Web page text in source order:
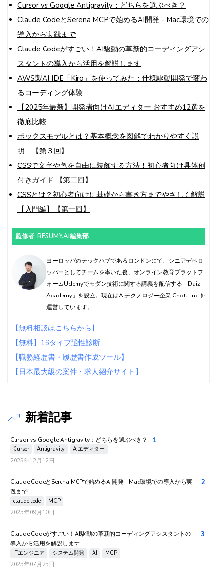
Cursor vs Google Antigravity：どちらを選ぶべき？
Claude CodeとSerena MCPで始めるAI開発 - Mac環境での
導入から実践まで
Claude Codeがすごい！AI駆動の革新的コーディングアシ
スタントの導入から活用を解説します
AWS製AI IDE「Kiro」を使ってみた：仕様駆動開発で変わ
るコーディング体験
【2025年最新】開発者向けAIエディター おすすめ12選を
徹底比較
ボックスモデルとは？基本概念を図解でわかりやすく説
明 【第３回】
CSSで文字や色を自由に装飾する方法！初心者向け具体例
付きガイド 【第二回】
CSSとは？初心者向けに基礎から書き方までやさしく解説
【入門編】【第一回】
監修者: RESUMY.AI編集部
ヨーロッパのテックハブであるロンドンにて、シニアデベロ
ッパーとしてチームを率いた後、オンライン教育プラットフ
ォームUdemyでモダン技術に関する講義を配信する「Daiz
Academy」を設立。現在はAIテクノロジー企業 Chott, Inc.を
運営しています。
【無料相談はこちらから】
【無料】16タイプ適性診断
【職務経歴書・履歴書作成ツール】
【日本最大級の案件・求人紹介サイト】
新着記事
Cursor vs Google Antigravity：どちらを選ぶべき？
Cursor Antigravity AIエディター
2025年12月12日
1
Claude CodeとSerena MCPで始めるAI開発 - Mac環境での導入から実
践まで
claude code MCP
2025年09月10日
2
Claude Codeがすごい！AI駆動の革新的コーディングアシスタントの
導入から活用を解説します
ITエンジニア システム開発 AI MCP
2025年07月25日
3